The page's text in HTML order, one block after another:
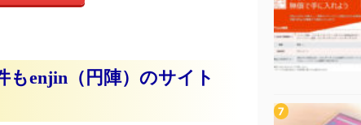
enjin（円陣）のサイト